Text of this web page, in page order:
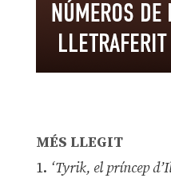
MÉS LLEGIT
1. ‘Tyrik, el príncep